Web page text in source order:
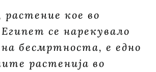
растение кое во
се нарекувало
бесмртноста, е едно
растенија во